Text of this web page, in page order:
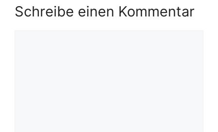
Schreibe einen Kommentar